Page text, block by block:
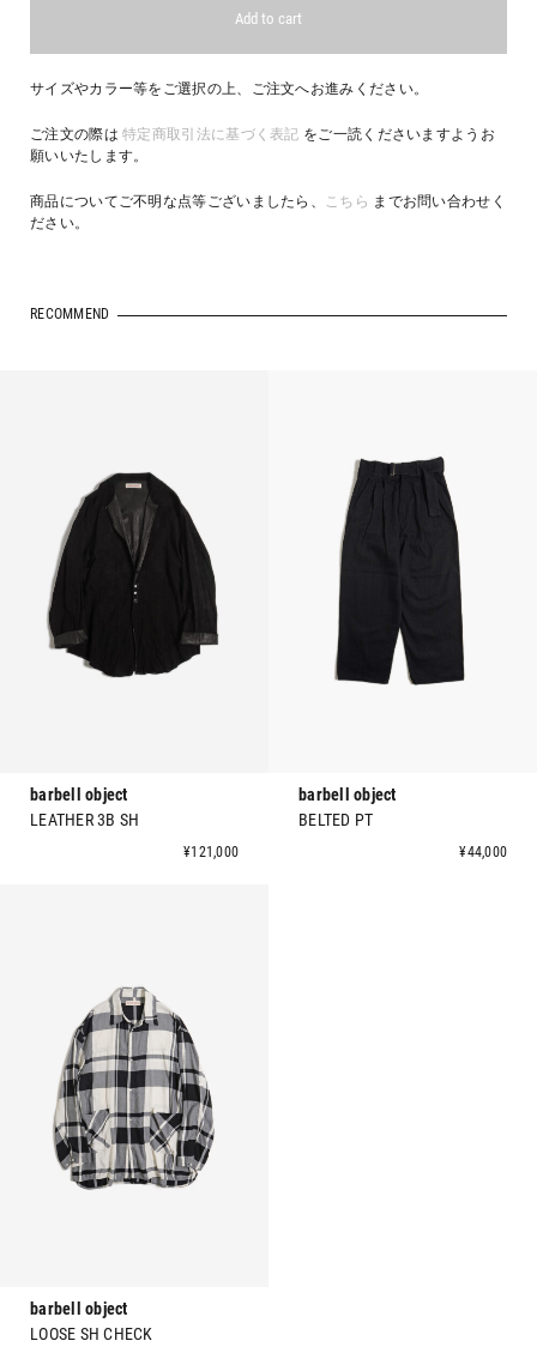
サイズやカラー等をご選択の上、ご注文へお進みください。
ご注文の際は特定商取引法に基づく表記 をご一読くださいますようお
願いいたします。
商品についてご不明な点等ございましたら、 こちら までお問い合わせく
ださい。
RECOMMEND
barbell object
LEATHER 3B SH
¥121,000
barbell object
BELTED PT
¥44,000
barbell object
LOOSE SH CHECK